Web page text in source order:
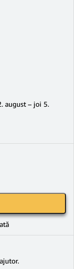
august – joi 5.